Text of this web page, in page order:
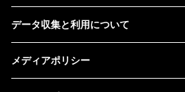
データ収集と利用について
メディアポリシー